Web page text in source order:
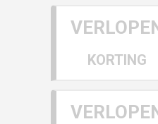
KORTING